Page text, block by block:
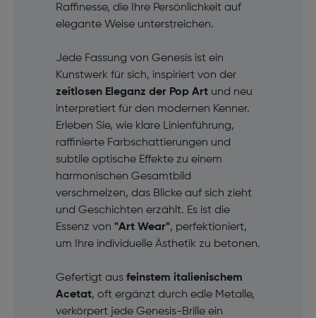
Raffinesse, die Ihre Persönlichkeit auf
elegante Weise unterstreichen.
Jede Fassung von Genesis ist ein
Kunstwerk für sich, inspiriert von der
zeitlosen Eleganz der Pop Artund neu
interpretiert für den modernen Kenner.
Erleben Sie, wie klare Linienführung,
raffinierte Farbschattierungen und
subtile optische Effekte zu einem
harmonischen Gesamtbild
verschmelzen, das Blicke auf sich zieht
und Geschichten erzählt. Es ist die
Essenz von "Art Wear", perfektioniert,
um Ihre individuelle Ästhetik zu betonen.
Gefertigt aus feinstem italienischem
Acetat, oft ergänzt durch edle Metalle,
verkörpert jede Genesis-Brille ein